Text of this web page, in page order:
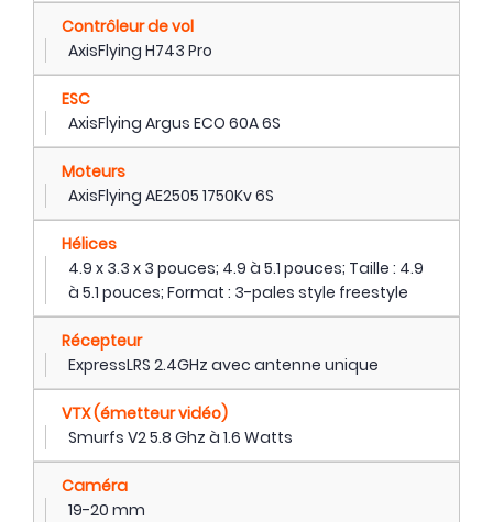
Contrôleur de vol
AxisFlying H743 Pro
ESC
AxisFlying Argus ECO 60A 6S
Moteurs
AxisFlying AE2505 1750Kv 6S
Hélices
4.9 x 3.3 x 3 pouces; 4.9 à 5.1 pouces; Taille : 4.9
à 5.1 pouces; Format : 3-pales style freestyle
Récepteur
ExpressLRS 2.4GHz avec antenne unique
VTX (émetteur vidéo)
Smurfs V2 5.8 Ghz à 1.6 Watts
Caméra
19-20 mm